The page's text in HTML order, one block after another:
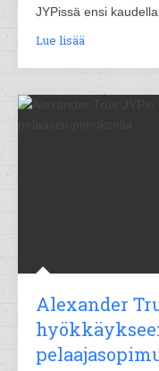
JYPissä ensi kaudella.
Lue lisää
Alexander